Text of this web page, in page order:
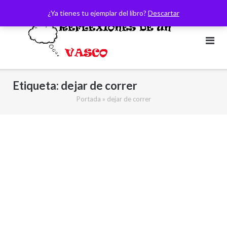
¿Ya tienes tu ejemplar del libro? Descartar
contenido
Etiqueta: dejar de correr
Portada » dejar de correr